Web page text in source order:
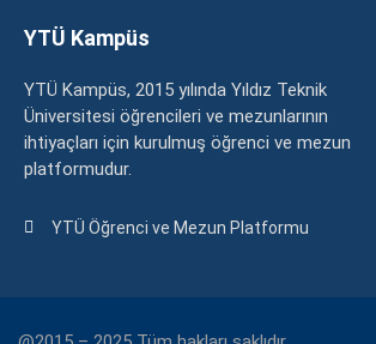
YTÜ Kampüs
YTÜ Kampüs, 2015 yılında Yıldız Teknik
Üniversitesi öğrencileri ve mezunlarının
ihtiyaçları için kurulmuş öğrenci ve mezun
platformudur.
YTÜ Öğrenci ve Mezun Platformu